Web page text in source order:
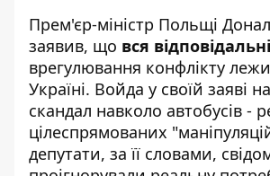
Прем'єр-міністр Польщі
заявив, що вся
врегулювання конфлікту
Україні. Войда у своїй заяві
скандал навколо автобусів -
цілеспрямованих
депутати, за її словами,